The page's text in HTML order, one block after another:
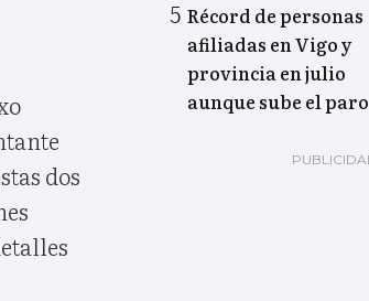
dos
Récord de personas
afiliadas en Vigo y
provincia en julio
aunque sube el paro